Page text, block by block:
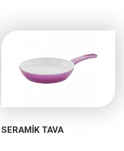
SERAMIK TAVA